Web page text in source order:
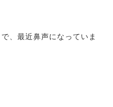
、最近鼻声になっていま